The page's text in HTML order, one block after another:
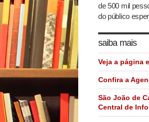
de 500 mil
do público
saiba mais
Veja a página
Confira a
São João de
Central de